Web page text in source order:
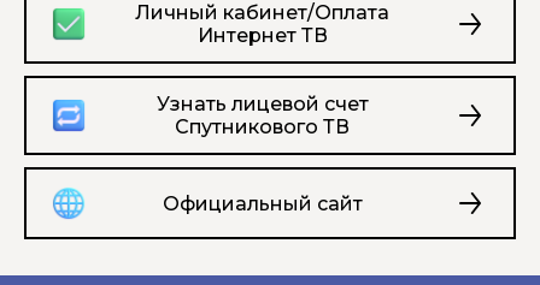
Личный кабинет/Оплата
Интернет ТВ
Узнать лицевой счет
Спутникового ТВ
Официальный сайт